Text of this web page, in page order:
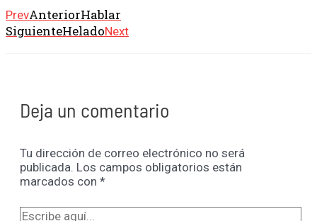
PrevAnteriorHablar
SiguienteHeladoNext
Deja un comentario
Tu dirección de correo electrónico no será
publicada. Los campos obligatorios están
marcados con *
Escribe